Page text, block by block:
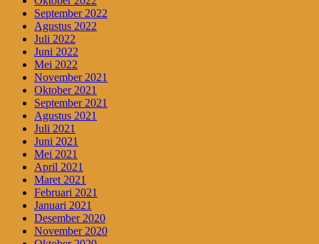
September 2022
Agustus 2022
Juli 2022
Juni 2022
Mei 2022
November 2021
Oktober 2021
September 2021
Agustus 2021
Juli 2021
Juni 2021
Mei 2021
April 2021
Maret 2021
Februari 2021
Januari 2021
Desember 2020
November 2020